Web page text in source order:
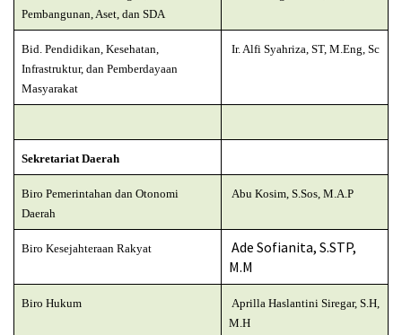
Pembangunan, Aset, dan SDA
Bid. Pendidikan, Kesehatan,
Infrastruktur, dan Pemberdayaan
Masyarakat
Ir.Alfi Syahriza, ST, M.Eng, Sc
Sekretariat Daerah
Biro Pemerintahan dan Otonomi
Daerah
Abu Kosim, S.Sos, M.A.P
Biro Kesejahteraan Rakyat
Ade Sofianita, S.STP,
M.M
Biro Hukum
Aprilla Haslantini Siregar, S.H,
M.H